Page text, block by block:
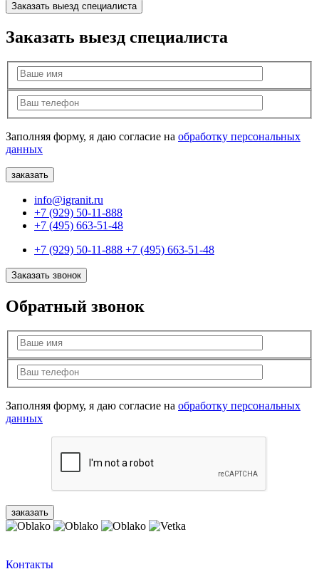
Заказать выезд специалиста
Заказать выезд специалиста
Заполняя форму, я даю согласие на обработку персональных
данных
info@igranit.ru
+7 (929) 50-11-888
+7 (495) 663-51-48
+7 (929) 50-11-888 +7 (495) 663-51-48
Заказать звонок
Обратный звонок
Заполняя форму, я даю согласие на обработку персональных
данных
Контакты